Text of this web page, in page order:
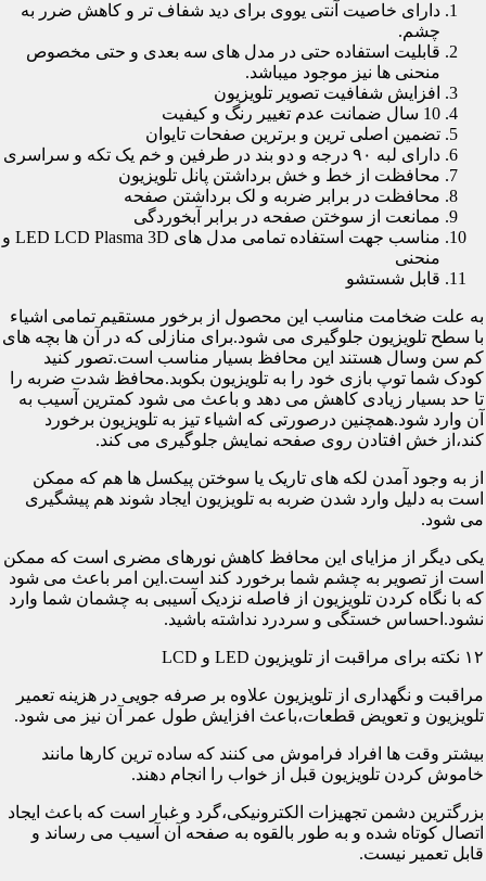
دارای خاصیت آنتی یووی برای دید شفاف تر و کاهش ضرر به
چشم.
قابلیت استفاده حتی در مدل های سه بعدی و حتی مخصوص
منحنی ها نیز موجود میباشد.
افزایش شفافیت تصویر تلویزیون
10 سال ضمانت عدم تغییر رنگ و کیفیت
تضمین اصلی ترین و برترین صفحات تایوان
دارای لبه ۹۰ درجه و دو بند در طرفین و خم یک تکه و سراسری
محافظت از خط و خش برداشتن پانل تلویزیون
محافظت در برابر ضربه و لک برداشتن صفحه
ممانعت از سوختن صفحه در برابر آبخوردگی
مناسب جهت استفاده تمامی مدل های LED LCD Plasma 3D و
منحنی
قابل شستشو
به علت ضخامت مناسب این محصول از برخور مستقیم تمامی اشیاء
با سطح تلویزیون جلوگیری می شود.برای منازلی که در آن ها بچه های
کم سن وسال هستند این محافظ بسیار مناسب است.تصور کنید
کودک شما توپ بازی خود را به تلویزیون بکوبد.محافظ شدت ضربه را
تا حد بسیار زیادی کاهش می دهد و باعث می شود کمترین آسیب به
آن وارد شود.همچنین درصورتی که اشیاء تیز به تلویزیون برخورد
کند،از خش افتادن روی صفحه نمایش جلوگیری می کند.
از به وجود آمدن لکه های تاریک یا سوختن پیکسل ها هم که ممکن
است به دلیل وارد شدن ضربه به تلویزیون ایجاد شوند هم پیشگیری
می شود.
یکی دیگر از مزایای این محافظ کاهش نورهای مضری است که ممکن
است از تصویر به چشم شما برخورد کند است.این امر باعث می شود
که با نگاه کردن تلویزیون از فاصله نزدیک آسیبی به چشمان شما وارد
نشود.احساس خستگی و سردرد نداشته باشید.
۱۲ نکته برای مراقبت از تلویزیون LED و LCD
مراقبت و نگهداری از تلویزیون علاوه بر صرفه جویی در هزینه تعمیر
تلویزیون و تعویض قطعات،باعث افزایش طول عمر آن نیز می شود.
بیشتر وقت ها افراد فراموش می کنند که ساده ترین کارها مانند
خاموش کردن تلویزیون قبل از خواب را انجام دهند.
بزرگترین دشمن تجهیزات الکترونیکی،گرد و غبار است که باعث ایجاد
اتصال کوتاه شده و به طور بالقوه به صفحه آن آسیب می رساند و
قابل تعمیر نیست.